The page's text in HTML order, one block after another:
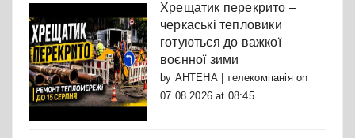
Хрещатик перекрито –
черкаські тепловики
готуються до важкої
воєнної зими
by АНТЕНА | телекомпаніяon
07.08.2026 at 08:45